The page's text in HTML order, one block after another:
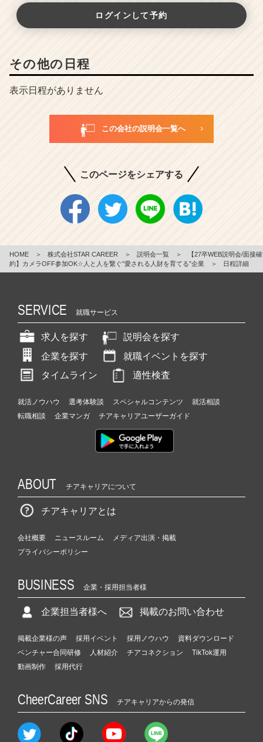
ログインして予約
その他の日程
表示日程がありません
この会社の説明会一覧へ
このページをシェアする
HOME ＞ 株式会社STAR CAREER ＞ 説明会一覧 ＞
【27卒WEB説明会/面接確
約】カメラOFF参加OK☆人と人を繋ぐ”愛される人財を育てる”企業
＞ 日程詳細
SERVICE 就職サービス
求人を探す
説明会を探す
企業を探す
就職イベントを探す
タイムライン
適性検査
就活ノウハウ 選考体験談 スペシャルコンテンツ
就活相談
転職相談
企業マンガ チアキャリアユーザーガイド
ABOUT チアキャリアについて
チアキャリアとは
会社概要 ニュースルーム
メディア出演・掲載
プライバシーポリシー
BUSINESS 企業・採用担当者様
企業担当者様へ 掲載のお問い合わせ
掲載企業様の声 採用イベント 採用ノウハウ
資料ダウンロード
ベンチャー合同研修
人材紹介 チアコネクション
TikTok運用
動画制作
採用代行
CheerCareer SNS チアキャリアからの発信